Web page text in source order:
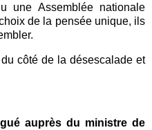
une Assemblée nationale
de la pensée unique, ils
côté de la désescalade et
auprès du ministre de